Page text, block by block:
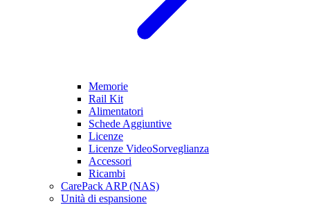
Memorie
Rail Kit
Alimentatori
Schede Aggiuntive
Licenze
Licenze VideoSorveglianza
Accessori
Ricambi
CarePack ARP (NAS)
Unità di espansione